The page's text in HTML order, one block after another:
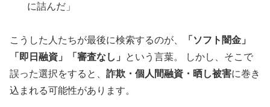
に詰んだ」
こうした人たちが最後に検索するのが、
「ソフト闇金」
「即日融資」「審査なし」
という言葉。 しかし、そこで
誤った選択をすると、 詐欺・個人間融資・晒し被害に巻き
込まれる可能性があります。